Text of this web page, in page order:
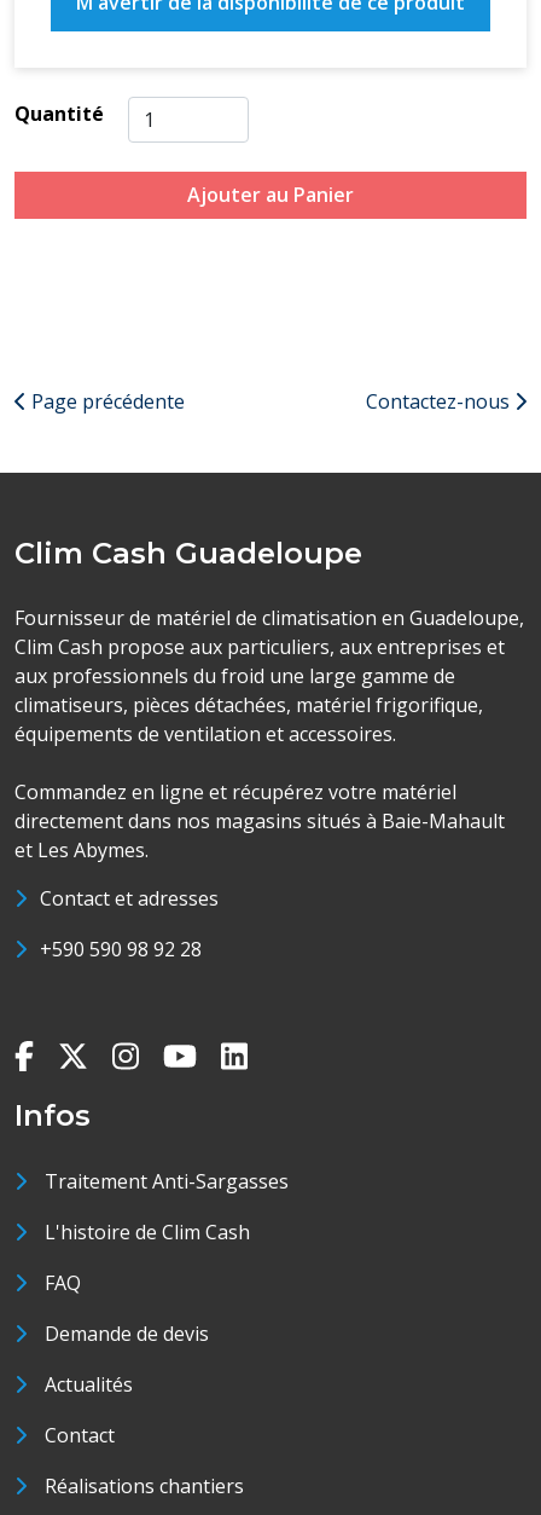
Quantité
Ajouter au Panier
Page précédente Contactez-nous
Clim Cash Guadeloupe
Fournisseur de matériel de climatisation en Guadeloupe,
Clim Cash propose aux particuliers, aux entreprises et
aux professionnels du froid une large gamme de
climatiseurs, pièces détachées, matériel frigorifique,
équipements de ventilation et accessoires.
Commandez en ligne et récupérez votre matériel
directement dans nos magasins situés à Baie-Mahault
et Les Abymes.
Contact et adresses
+590 590 98 92 28
Infos
Traitement Anti-Sargasses
L'histoire de Clim Cash
FAQ
Demande de devis
Actualités
Contact
Réalisations chantiers